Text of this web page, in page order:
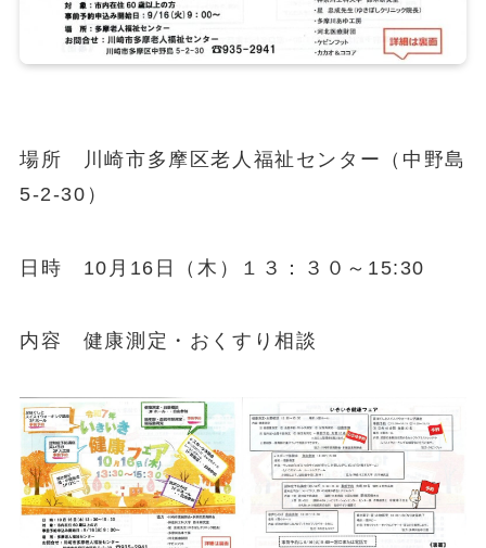
場所 川崎市多摩区老人福祉センター（中野島
5-2-30）
日時 10月16日（木）１３：３０～15:30
内容 健康測定・おくすり相談